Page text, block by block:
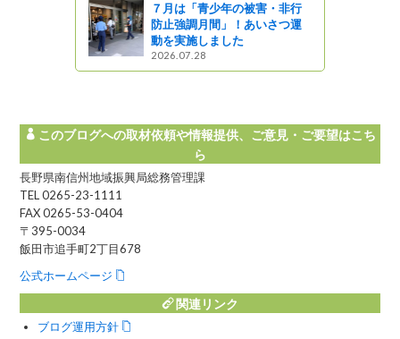
７月は「青少年の被害・非行
防止強調月間」！あいさつ運
動を実施しました
2026.07.28
このブログへの取材依頼や情報提供、ご意見・ご要望はこち
ら
長野県南信州地域振興局総務管理課
TEL 0265-23-1111
FAX 0265-53-0404
〒395-0034
飯田市追手町2丁目678
公式ホームページ
関連リンク
ブログ運用方針